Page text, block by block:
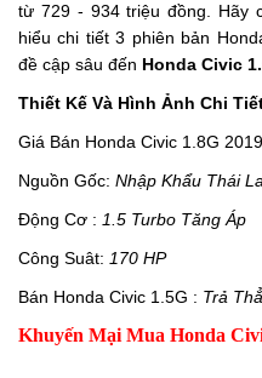
từ 729 - 934 triệu đồng. Hãy
hiểu chi tiết 3 phiên bản
đề cập sâu đến Honda Civic
Thiết Kế Và Hình Ảnh Chi
Giá Bán Honda Civic 1.8G
Nguồn Gốc: Nhập Khẩu Thái
Động Cơ : 1.5 Turbo Tăng Áp
Công Suât: 170 HP
Bán Honda Civic 1.5G : Trả
Khuyến Mại Mua Honda